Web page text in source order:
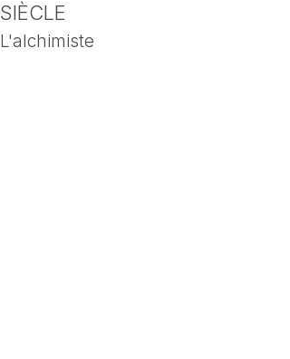
SIÈCLE
L'alchimiste